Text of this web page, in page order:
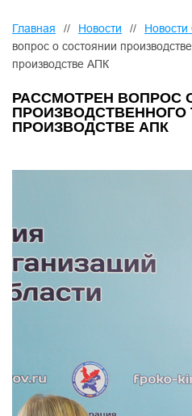
Главная // Новости //
вопрос о состоянии
производстве АПК
РАССМОТРЕН ВОПРОС
ПРОИЗВОДСТВЕННОГО
ПРОИЗВОДСТВЕ АПК